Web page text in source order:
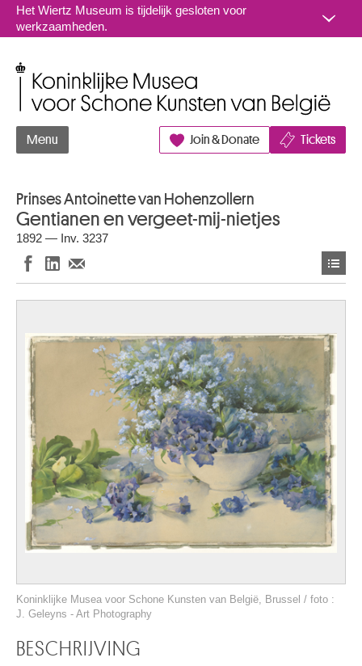
Naar inhoud
Het Wiertz Museum is tijdelijk gesloten voor
werkzaamheden.
Menu Join & Donate Tickets
Prinses Antoinette van Hohenzollern
Gentianen en vergeet-mij-nietjes
1892 — Inv. 3237
Koninklijke Musea voor Schone Kunsten van België, Brussel / foto :
J. Geleyns - Art Photography
BESCHRIJVING